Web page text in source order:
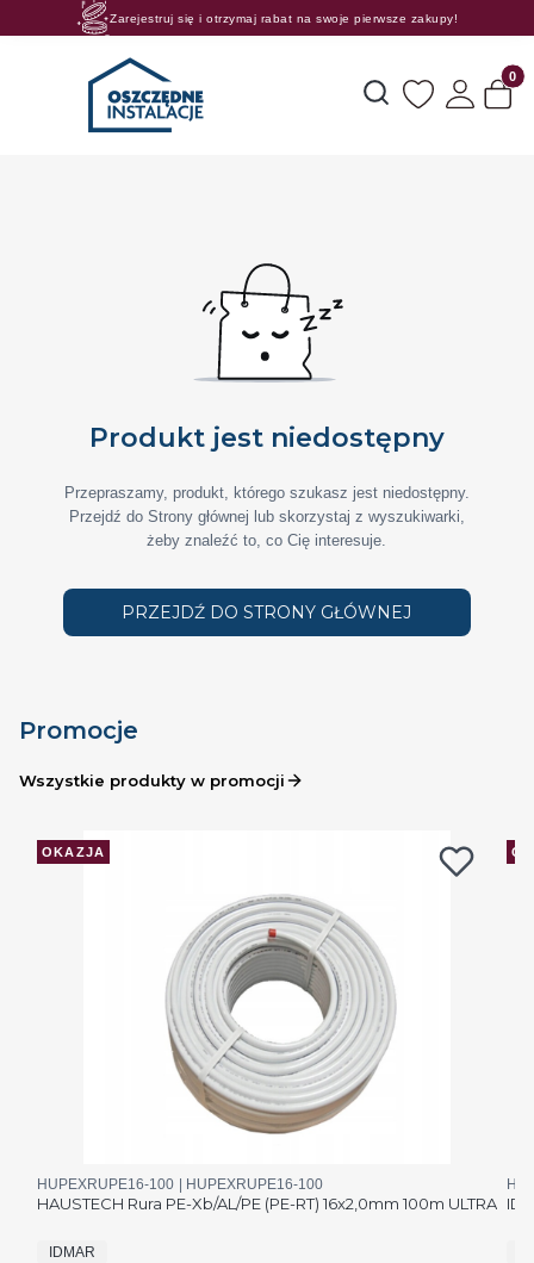
Zarejestruj się i otrzymaj rabat na swoje pierwsze zakupy!
Otwórz wyszukiwarkę
Produkt jest niedostępny
Przepraszamy, produkt, którego szukasz jest niedostępny.
Przejdź do Strony głównej lub skorzystaj z wyszukiwarki,
żeby znaleźć to, co Cię interesuje.
PRZEJDŹ DO STRONY GŁÓWNEJ
Promocje
Wszystkie produkty w promocji
OKAZJA
Kod produktu
HUPEXRUPE16-100 Kod producenta
HUPEXRUPE16-100
HAUSTECH Rura PE-Xb/AL/PE (PE-RT) 16x2,0mm 100m ULTRA
PRODUCENT
IDMAR